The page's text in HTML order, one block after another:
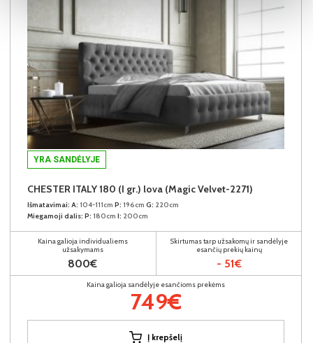
YRA SANDĖLYJE
CHESTER ITALY 180 (I gr.) lova (Magic Velvet-2271)
Išmatavimai: A: 104-111cm P: 196cm G: 220cm
Miegamoji dalis: P: 180cm I: 200cm
Kaina galioja individualiems
užsakymams
800€
Skirtumas tarp užsakomų ir sandėlyje
esančių prekių kainų
- 51€
Kaina galioja sandėlyje esančioms prekėms
749€
Į krepšelį